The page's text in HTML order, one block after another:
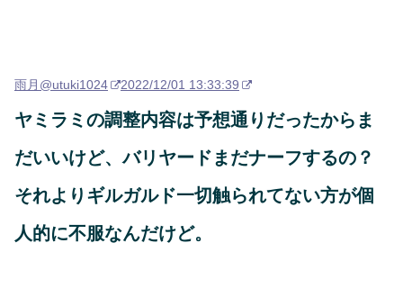
雨月 @utuki1024 2022/12/01 13:33:39
ヤミラミの調整内容は予想通りだったからま
だいいけど、バリヤードまだナーフするの？
それよりギルガルド一切触られてない方が個
人的に不服なんだけど。